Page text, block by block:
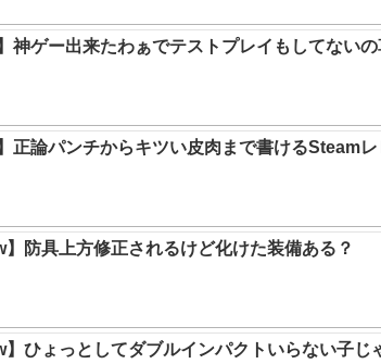
神ゲー出来たわぁでテストプレイもしてない
正論パンチからキツい皮肉まで書けるSteam
】防具上方修正されるけど化けた装備ある？
】ひょっとしてダブルインパクトいらない子じ